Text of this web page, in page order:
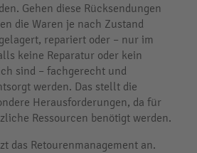
Gehen diese Rücksendungen
die Waren je nach Zustand
repariert oder – nur im
keine Reparatur oder kein
sind – fachgerecht und
werden. Das stellt die
Herausforderungen, da für
Ressourcen benötigt werden.
das Retourenmanagement an.